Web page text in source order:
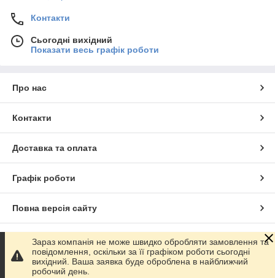
Контакти
Сьогодні вихідний
Показати весь графік роботи
Про нас
Контакти
Доставка та оплата
Графік роботи
Повна версія сайту
Сайт створено на маркетплейсі Prom.ua
Політика конфіденційності
Зараз компанія не може швидко обробляти замовлення та
повідомлення, оскільки за її графіком роботи сьогодні
вихідний. Ваша заявка буде оброблена в найближчий
робочий день.